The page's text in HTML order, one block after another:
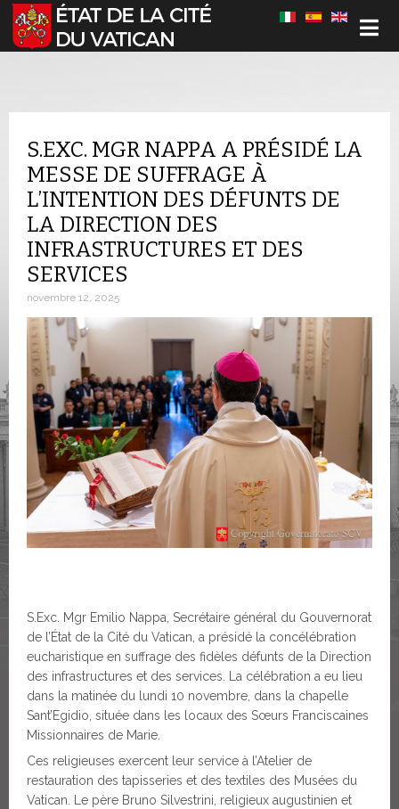
Sélectionnez votre langue
S.EXC. MGR NAPPA A PRÉSIDÉ LA
MESSE DE SUFFRAGE À
L’INTENTION DES DÉFUNTS DE
LA DIRECTION DES
INFRASTRUCTURES ET DES
SERVICES
novembre 12, 2025
S.Exc. Mgr Emilio Nappa, Secrétaire général du Gouvernorat
de l’État de la Cité du Vatican, a présidé la concélébration
eucharistique en suffrage des fidèles défunts de la Direction
des infrastructures et des services. La célébration a eu lieu
dans la matinée du lundi 10 novembre, dans la chapelle
Sant’Egidio, située dans les locaux des Sœurs Franciscaines
Missionnaires de Marie.
Ces religieuses exercent leur service à l’Atelier de
restauration des tapisseries et des textiles des Musées du
Vatican. Le père Bruno Silvestrini, religieux augustinien et